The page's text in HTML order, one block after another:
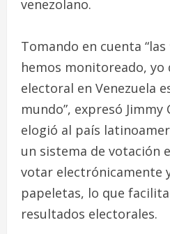
venezolano.
Tomando en cuenta
hemos monitoreado, yo
electoral en Venezuela
mundo”, expresó Jimmy
elogió al país
un sistema de votación
votar electrónicamente
papeletas, lo que
resultados electorales.